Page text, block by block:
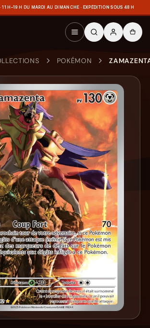
11 H–19 H DU MARDI AU DIMANCHE · EXPÉDITION SOUS 48 H
POKÉMON